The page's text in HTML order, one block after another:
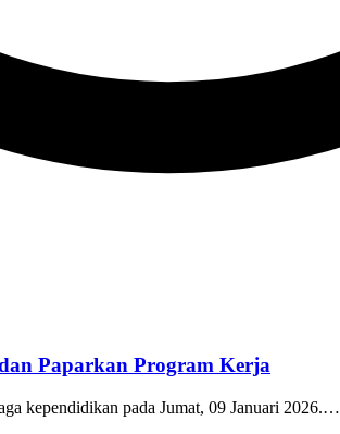
Paparkan Program Kerja
kependidikan pada Jumat, 09 Januari 2026.…